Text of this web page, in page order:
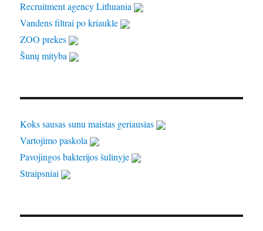
Recruitment agency Lithuania
Vandens filtrai po kriaukle
ZOO prekes
Šunų mityba
Koks sausas sunu maistas geriausias
Vartojimo paskola
Pavojingos bakterijos šulinyje
Straipsniai